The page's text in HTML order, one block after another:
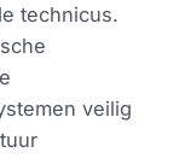
technicus.
veilig